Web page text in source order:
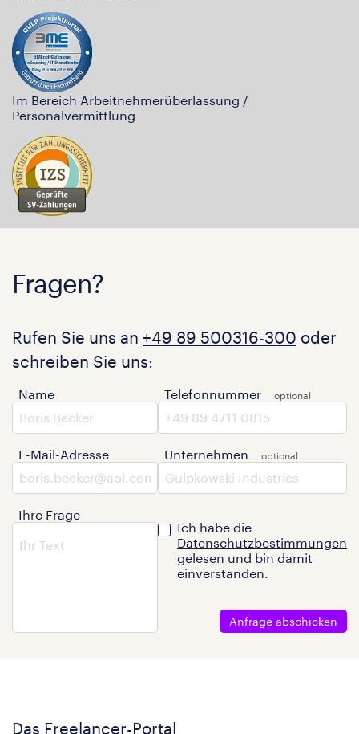
Im Bereich Arbeitnehmerüberlassung /
Personalvermittlung
Fragen?
Rufen Sie uns an +49 89 500316-300 oder
schreiben Sie uns:
Name
E-Mail-Adresse
Ihre Frage
Telefonnummer
Unternehmen
Ich habe die
Datenschutzbestimmungen
gelesen und bin damit
einverstanden.
Anfrage abschicken
Das Freelancer-Portal